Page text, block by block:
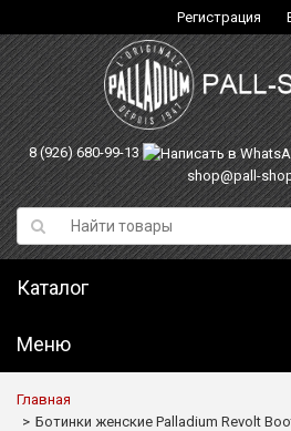
Регистрация
8 (926) 680-99-13
shop@pall-
Каталог
Меню
Главная
Ботинки женские Palladium Revolt